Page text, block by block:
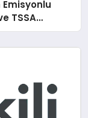
Emisyonlu
TSSA